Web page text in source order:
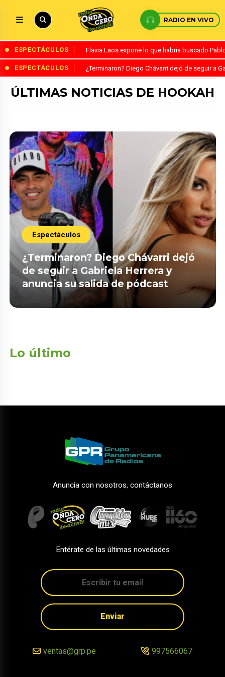
RADIO EN VIVO
ESPECTÁCULOS Flavia Laos expone lo que habría buscado
ESPECTÁCULOS ¿Terminaron? Diego Chávarri dejó de seguir a
ÚLTIMAS NOTICIAS DE HOOKAH
Espectáculos
¿Terminaron? Diego Chávarri dejó
de seguir a Gabriela Herrera y
anuncia su salida de pódcast
Lo último
Anuncia con nosotros, contáctanos
Entérate de las últimas novedades
Enviar
ventas@grp.pe 997566067